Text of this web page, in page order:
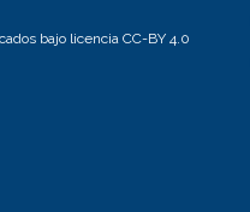
bajo licencia CC-BY 4.0